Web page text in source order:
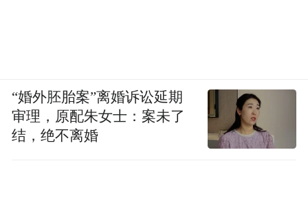
“婚外胚胎案”离婚诉讼延期
审理，原配朱女士：案未了
结，绝不离婚